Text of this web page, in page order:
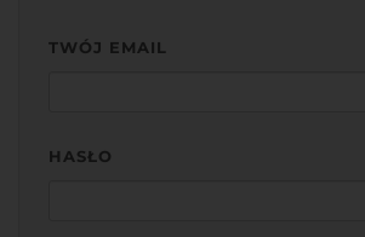
TWÓJ EMAIL
HASŁO